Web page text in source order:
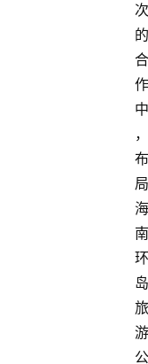
次
的
合
作
中
，
布
局
海
南
环
岛
旅
游
公